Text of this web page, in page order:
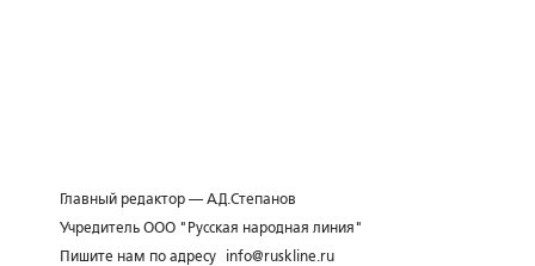
Главный редактор — А.Д.Степанов
Учредитель ООО "Русская народная линия"
Пишите нам по адресу
info@ruskline.ru